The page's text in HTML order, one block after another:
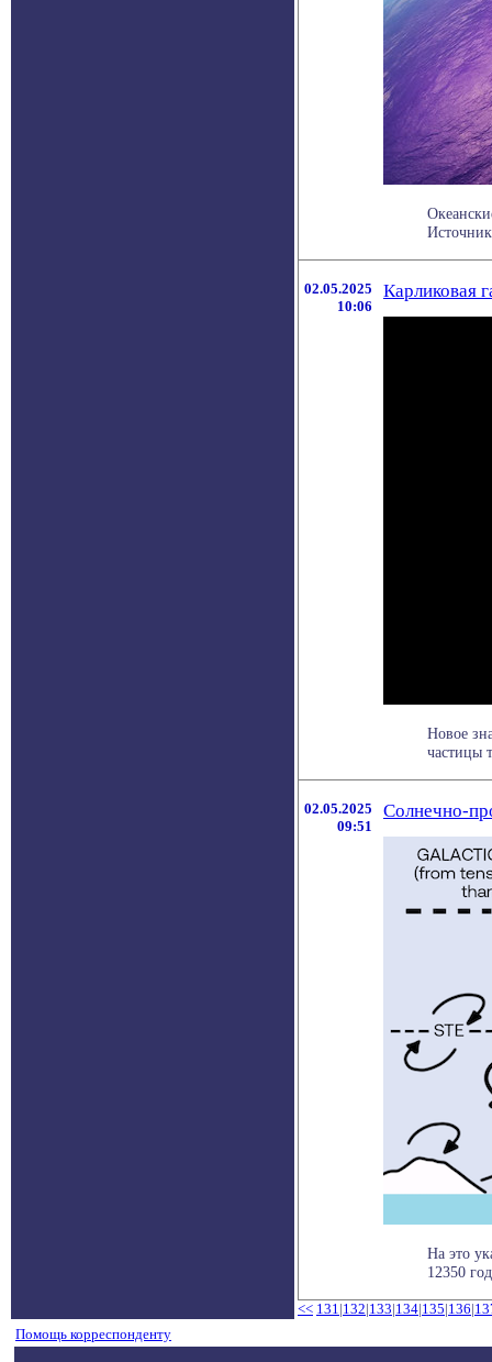
02.05.2025
10:06
Карликовая
Новое
частицы
02.05.2025
09:51
Солнечно-
На это
12350
<< 131|132|133|134|135|136|
Помощь корреспонденту